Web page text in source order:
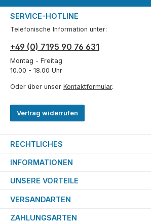
SERVICE-HOTLINE
Telefonische Information unter:
+49 (0) 7195 90 76 631
Montag - Freitag
10.00 - 18.00 Uhr
Oder über unser Kontaktformular.
Vertrag widerrufen
RECHTLICHES
INFORMATIONEN
UNSERE VORTEILE
VERSANDARTEN
ZAHLUNGSARTEN